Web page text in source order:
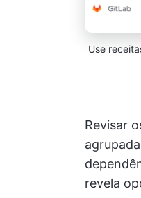
Use
Revisar
revela